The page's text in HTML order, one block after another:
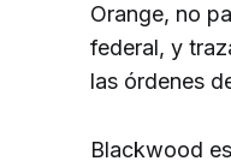
Orange, no
federal, y
las órdenes
Blackwood